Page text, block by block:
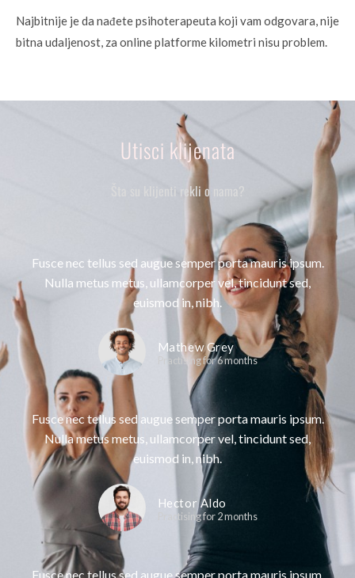
Najbitnije je da nađete psihoterapeuta koji vam odgovara, nije
bitna udaljenost, za online platforme kilometri nisu problem.
Utisci klijenata
Šta su klijenti rekli o nama?
Fusce nec tellus sed augue semper porta mauris ipsum.
Nulla metus metus, ullamcorper vel, tincidunt sed,
euismod in, nibh.
Mathew Grey
Practising for 6 months
Fusce nec tellus sed augue semper porta mauris ipsum.
Nulla metus metus, ullamcorper vel, tincidunt sed,
euismod in, nibh.
Hector Aldo
Practising for 2 months
Fusce nec tellus sed augue semper porta mauris ipsum.